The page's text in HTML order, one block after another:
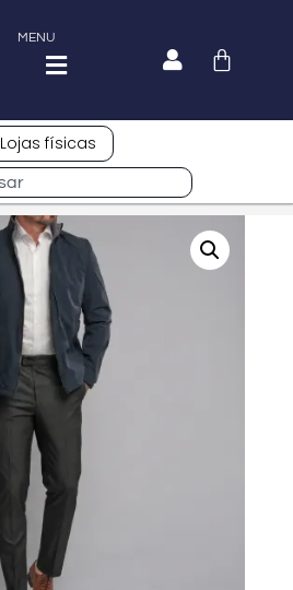
MENU
Lojas físicas